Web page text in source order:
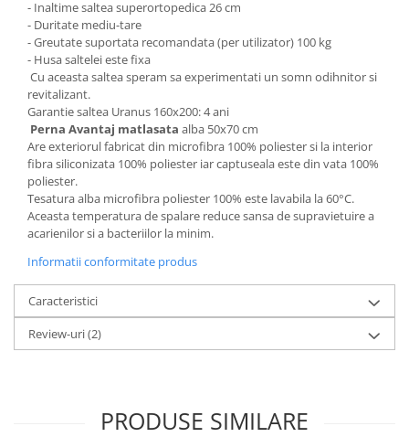
- Inaltime saltea superortopedica 26 cm
- Duritate mediu-tare
- Greutate suportata recomandata (per utilizator) 100 kg
- Husa saltelei este fixa
Cu aceasta saltea speram sa experimentati un somn odihnitor si
revitalizant.
Garantie saltea Uranus 160x200: 4 ani
Perna Avantaj matlasata alba 50x70 cm
Are exteriorul fabricat din microfibra 100% poliester si la interior
fibra siliconizata 100% poliester iar captuseala este din vata 100%
poliester.
Tesatura alba microfibra poliester 100% este lavabila la 60°C.
Aceasta temperatura de spalare reduce sansa de supravietuire a
acarienilor si a bacteriilor la minim.
Informatii conformitate produs
Caracteristici
Review-uri(2)
PRODUSE SIMILARE